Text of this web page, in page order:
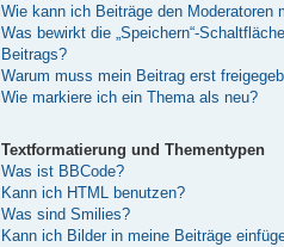
Wie kann ich Beiträge den Moderatoren
Was bewirkt die „Speichern“-
Beitrags?
Warum muss mein Beitrag erst
Wie markiere ich ein Thema als neu?
Textformatierung und Thementypen
Was ist BBCode?
Kann ich HTML benutzen?
Was sind Smilies?
Kann ich Bilder in meine Beiträge